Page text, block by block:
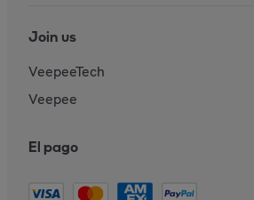
Join us
VeepeeTech
Veepee
El pago